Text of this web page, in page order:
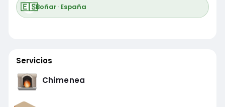
🇪🇸Boñar ·España
Servicios
Chimenea